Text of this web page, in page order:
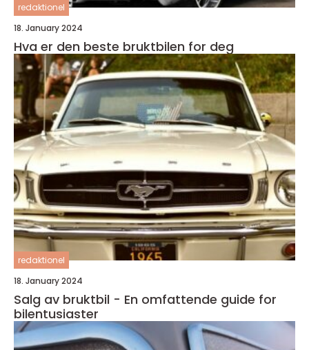
redaktionel
18. January 2024
Hva er den beste bruktbilen for deg
redaktionel
18. January 2024
Salg av bruktbil - En omfattende guide for
bilentusiaster